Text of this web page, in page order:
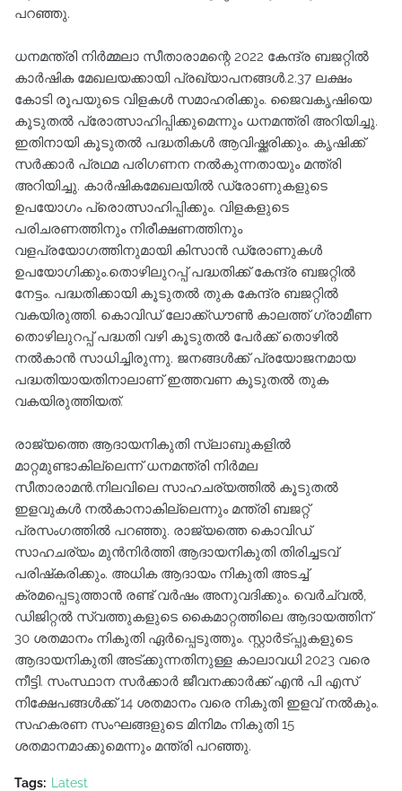
പറഞ്ഞു.
ധനമന്ത്രി നിര്‍മ്മലാ സീതാരാമന്റെ 2022 കേന്ദ്ര ബജറ്റില്‍
കാര്‍ഷിക മേഖലയക്കായി പ്രഖ്യാപനങ്ങള്‍.2.37 ലക്ഷം
കോടി രൂപയുടെ വിളകള്‍ സമാഹരിക്കും. ജൈവകൃഷിയെ
കൂടുതല്‍ പ്രോത്സാഹിപ്പിക്കുമെന്നും ധനമന്ത്രി അറിയിച്ചു.
ഇതിനായി കൂടുതല്‍ പദ്ധതികള്‍ ആവിഷ്ക്കരിക്കും. കൃഷിക്ക്
സര്‍ക്കാര്‍ പ്രഥമ പരിഗണന നല്‍കുന്നതായും മന്ത്രി
അറിയിച്ചു. കാര്‍ഷികമേഖലയില്‍ ഡ്രോണുകളുടെ
ഉപയോഗം പ്രൊത്സാഹിപ്പിക്കും. വിളകളുടെ
പരിചരണത്തിനും നിരീക്ഷണത്തിനും
വളപ്രയോഗത്തിനുമായി കിസാന്‍ ഡ്രോണുകള്‍
ഉപയോഗിക്കും.തൊഴിലുറപ്പ് പദ്ധതിക്ക് കേന്ദ്ര ബജറ്റില്‍
നേട്ടം. പദ്ധതിക്കായി കൂടുതല്‍ തുക കേന്ദ്ര ബജറ്റില്‍
വകയിരുത്തി. കൊവിഡ് ലോക്ക്ഡൗണ്‍ കാലത്ത് ഗ്രാമീണ
തൊഴിലുറപ്പ് പദ്ധതി വഴി കൂടുതല്‍ പേര്‍ക്ക് തൊഴില്‍
നല്‍കാന്‍ സാധിച്ചിരുന്നു. ജനങ്ങള്‍ക്ക് പ്രയോജനമായ
പദ്ധതിയായതിനാലാണ് ഇത്തവണ കൂടുതല്‍ തുക
വകയിരുത്തിയത്.
രാജ്യത്തെ ആദായനികുതി സ്ലാബുകളില്‍
മാറ്റമുണ്ടാകില്ലെന്ന് ധനമന്ത്രി നിര്‍മല
സീതാരാമന്‍.നിലവിലെ സാഹചര്യത്തില്‍ കൂടുതല്‍
ഇളവുകള്‍ നല്‍കാനാകില്ലെന്നും മന്ത്രി ബജറ്റ്
പ്രസംഗത്തില്‍ പറഞ്ഞു. രാജ്യത്തെ കൊവിഡ്
സാഹചര്യം മുന്‍നിര്‍ത്തി ആദായനികുതി തിരിച്ചടവ്
പരിഷ്‌കരിക്കും. അധിക ആദായം നികുതി അടച്ച്‌
ക്രമപ്പെടുത്താന്‍ രണ്ട് വര്‍ഷം അനുവദിക്കും. വെര്‍ച്വല്‍,
ഡിജിറ്റല്‍ സ്വത്തുകളുടെ കൈമാറ്റത്തിലെ ആദായത്തിന്
30 ശതമാനം നികുതി ഏര്‍പ്പെടുത്തും. സ്റ്റാര്‍ട്പ്പുകളുടെ
ആദായനികുതി അട്ക്കുന്നതിനുള്ള കാലാവധി 2023 വരെ
നീട്ടി. സംസ്ഥാന സര്‍ക്കാര്‍ ജീവനക്കാര്‍ക്ക് എന്‍ പി എസ്
നിക്ഷേപങ്ങള്‍ക്ക് 14 ശതമാനം വരെ നികുതി ഇളവ് നല്‍കും.
സഹകരണ സംഘങ്ങളുടെ മിനിമം നികുതി 15
ശതമാനമാക്കുമെന്നും മന്ത്രി പറഞ്ഞു.
Tags: Latest